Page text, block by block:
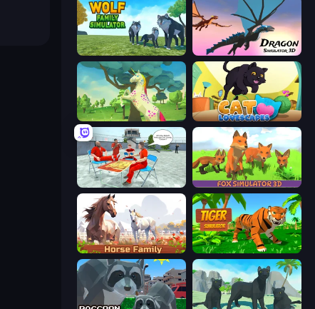
Wolf Family Simulator Dragon Simulator 3D
Unicorn Family Simulator Magic World Cat Lovescapes
Alcatraz Prison Escape Plan Fox Simulator 3D
Horse Simulator 3D Tiger Simulator 3D